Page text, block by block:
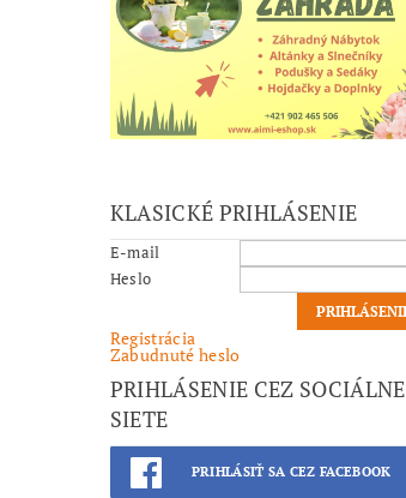
KLASICKÉ PRIHLÁSENIE
E-mail
Heslo
Registrácia
Zabudnuté heslo
PRIHLÁSENIE CEZ SOCIÁLNE
SIETE
PRIHLÁSIŤ SA CEZ FACEBOOK